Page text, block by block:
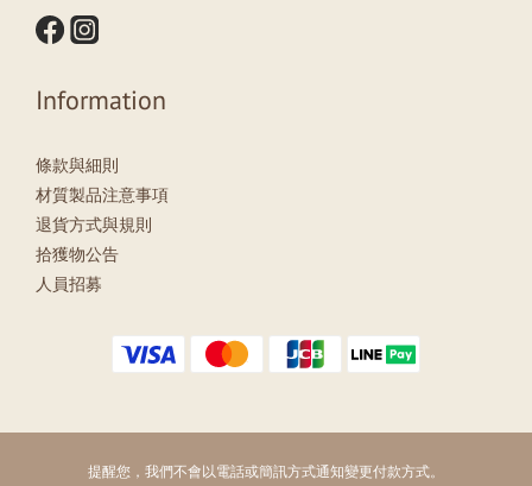
Information
條款與細則
材質製品注意事項
退貨方式與規則
拾獲物公告
人員招募
提醒您，我們不會以電話或簡訊方式通知變更付款方式。